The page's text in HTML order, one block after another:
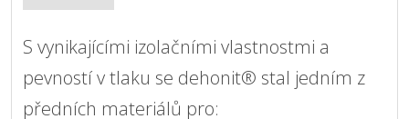
S vynikajícími izolačními vlastnostmi a
pevností v tlaku se dehonit® stal jedním z
předních materiálů pro: